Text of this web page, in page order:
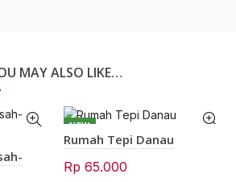
MAY ALSO LIKE…
NEW
Rumah Tepi Danau
Rp 65.000